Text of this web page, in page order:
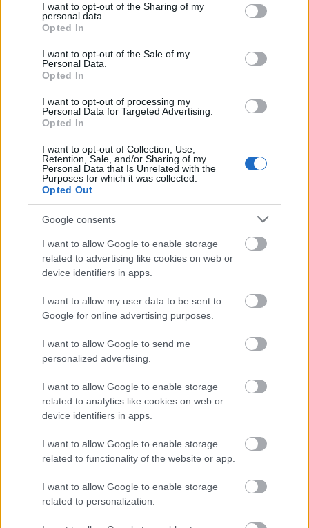
not limited to your visit or usage behaviour. You may click to
grant or deny consent to Google and its third-party tags to
use your data for below specified purposes in below Google
consent section.
I want to opt-out of the Sharing of my
personal data.
Opted In
I want to opt-out of the Sale of my
Personal Data.
Opted In
I want to opt-out of processing my
Personal Data for Targeted Advertising.
Opted In
I want to opt-out of Collection, Use,
Retention, Sale, and/or Sharing of my
Personal Data that Is Unrelated with the
Purposes for which it was collected.
Opted Out
Google consents
I want to allow Google to enable storage
related to advertising like cookies on web or
device identifiers in apps.
I want to allow my user data to be sent to
Google for online advertising purposes.
I want to allow Google to send me
personalized advertising.
I want to allow Google to enable storage
related to analytics like cookies on web or
device identifiers in apps.
I want to allow Google to enable storage
related to functionality of the website or app.
I want to allow Google to enable storage
related to personalization.
SZEMBE MERSZ NÉZNI AZZAL, AKIVÉ
VÁLHATTÁL VOLNA?
TERMÉSZETFELETTI ERŐK ÉS ELFELEDETT
TITKOK: ITT A SHELBY OAKS – A GONOSZ
NYOMÁBAN MAGYAR ELŐZETESE
SZÁGULDÁS, SÁRKÁNYOK, ROSSZFIÚK – A NYÁR
10 LEGKEDVELTEBB MOZIJA MAGYARORSZÁGON